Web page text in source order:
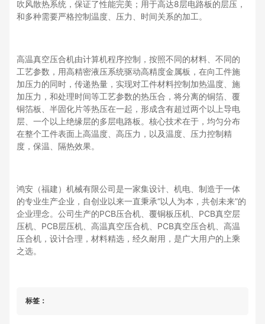
吹风散热系统，保证了性能完美；用于高达8层电路板的层压，
和多种需要严格控制温度、压力、时间关系的加工。
高温真空压合机由计算机程序控制，按照不同的材料、不同的
工艺参数，用高精密液压系统驱动高精度金属板，在向工件施
加压力的同时，传递热量，实现对工件材料控制加热温度、施
加压力，和处理时间等工艺参数的热压合，将分离的铜箔、覆
铜箔板、半固化片等热压在一起，形成含有超过两个以上导电
层、一个以上绝缘层的多层电路板。核心技术在于，均匀分布
在整个工件表面上高温度、高压力，以及温度、压力控制精
度，保温、隔热效果。
鸿安（福建）机械有限公司是一家集设计、机电、制造于一体
的专业生产企业，自创业以来一直秉承“以人为本，共创未来”的
企业理念。公司生产的PCB压合机、覆铜板压机、PCB真空层
压机、PCB层压机、高温真空压合机、PCB真空压合机、高温
压合机，设计合理，材料精选，经久耐用，是广大用户的上乘
之选。
标签：